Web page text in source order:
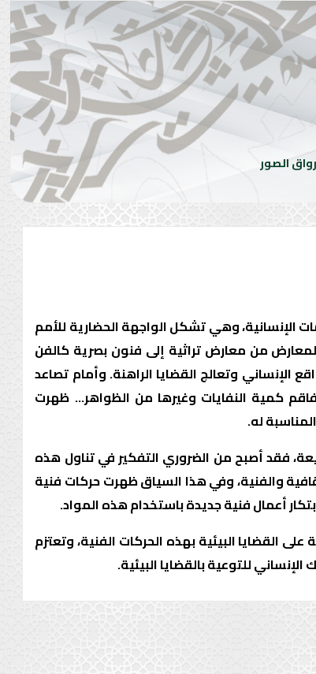
رواق الصور
الإنسانية، وهي تشكل الواجهة الحضارية للأمم
من معارض تراثية إلى فنون بصرية كالفن
الإنساني وتعالج القضايا الراهنة. وأمام تصاعد
كمية النفايات وغيرها من الظواهر... ظهرت
له.
فقد أصبح من الضروري التفكير في تناول هذه
والفنية، وفي هذا السياق ظهرت حركات فنية
أعمال فنية جديدة باستخدام هذه المواد.
القضايا البيئية بهذه الحركات الفنية، وتعتزم
للتوعية بالقضايا البيئية.